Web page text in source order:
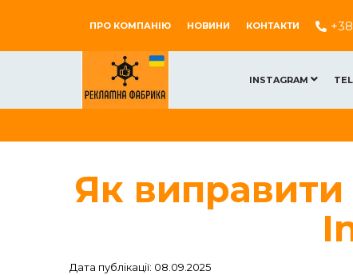
ПРО КОМПАНІЮ НОВИНИ КОНТАКТИ
INSTAGRAM
Як
Дата публікації: 08.09.2025